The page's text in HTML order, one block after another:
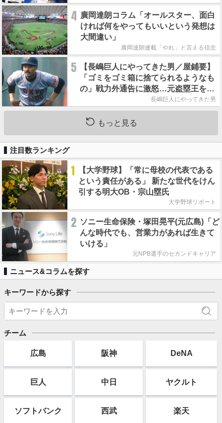
4 廣岡達朗コラム「オールスター、面白
ければ何をやってもいいという発想は
大間違い」
廣岡達朗連載「やれ」と言える信念
5
【長嶋巨人にやってきた男／屋鋪要】
「ゴミをゴミ箱に捨てられるようなも
の」戦力外通告に激怒…元盗塁王を救
った長嶋茂雄の一本の電話長嶋巨人にやってきた男
もっと見る
注目数ランキング
1
【大学野球】「常に母校の代表である
という責任がある」 新たな世代をけん
引する明大OB・宗山塁氏
大学野球リポート
2 ソニー生命保険・塚田晃平(元広島)「ど
んな時代でも、営業力があれば生きて
いける」
元NPB選手のセカンドキャリア
ニュース&コラムを探す
キーワードから探す
チーム
広島 阪神 DeNA
巨人 中日 ヤクルト
ソフト バンク 西武 楽天